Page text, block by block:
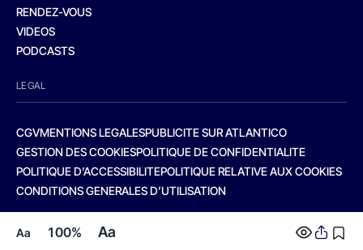
Aa 100% Aa
RENDEZ-VOUS
VIDEOS
PODCASTS
LEGAL
CGVMENTIONS LEGALESPUBLICITE SUR ATLANTICO
GESTION DES COOKIESPOLITIQUE DE CONFIDENTIALITE
POLITIQUE D’ACCESSIBILITEPOLITIQUE RELATIVE AUX COOKIES
CONDITIONS GENERALES D’UTILISATION